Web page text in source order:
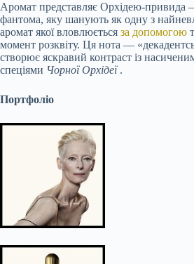
Аромат представляє Орхідею-привида
фантома, яку шанують як одну з
аромат якої вловлюється за допомогою
момент розквіту. Ця нота —
створює яскравий контраст із
спеціями Чорної Орхідеї.
Портфоліо